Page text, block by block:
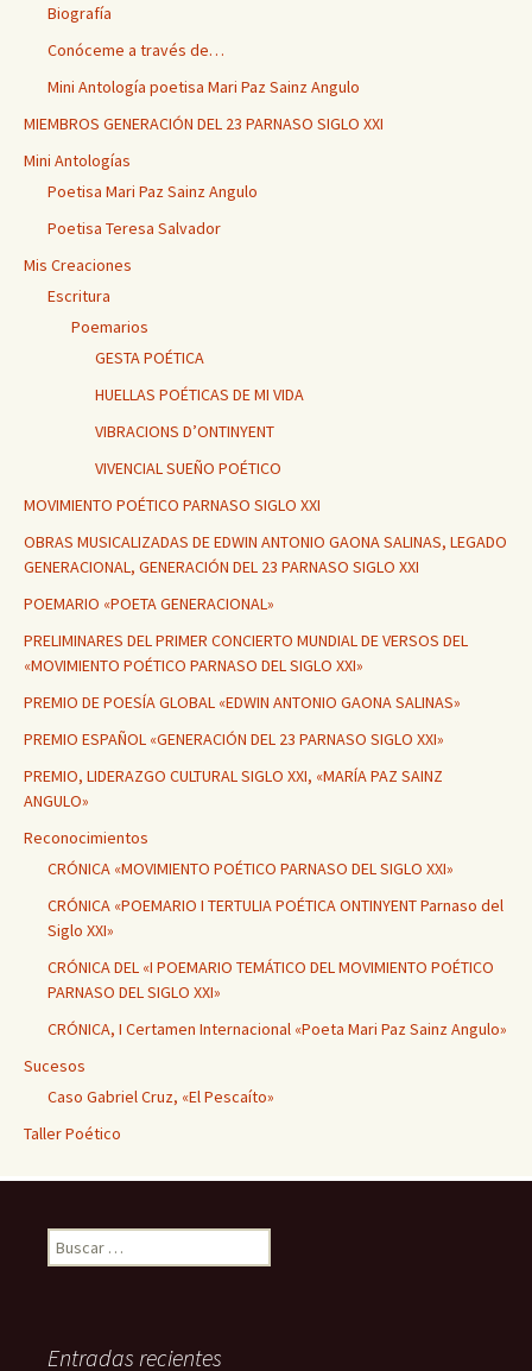
Biografía
Conóceme a través de…
Mini Antología poetisa Mari Paz Sainz Angulo
MIEMBROS GENERACIÓN DEL 23 PARNASO SIGLO XXI
Mini Antologías
Poetisa Mari Paz Sainz Angulo
Poetisa Teresa Salvador
Mis Creaciones
Escritura
Poemarios
GESTA POÉTICA
HUELLAS POÉTICAS DE MI VIDA
VIBRACIONS D’ONTINYENT
VIVENCIAL SUEÑO POÉTICO
MOVIMIENTO POÉTICO PARNASO SIGLO XXI
OBRAS MUSICALIZADAS DE EDWIN ANTONIO GAONA SALINAS, LEGADO
GENERACIONAL, GENERACIÓN DEL 23 PARNASO SIGLO XXI
POEMARIO «POETA GENERACIONAL»
PRELIMINARES DEL PRIMER CONCIERTO MUNDIAL DE VERSOS DEL
«MOVIMIENTO POÉTICO PARNASO DEL SIGLO XXI»
PREMIO DE POESÍA GLOBAL «EDWIN ANTONIO GAONA SALINAS»
PREMIO ESPAÑOL «GENERACIÓN DEL 23 PARNASO SIGLO XXI»
PREMIO, LIDERAZGO CULTURAL SIGLO XXI, «MARÍA PAZ SAINZ
ANGULO»
Reconocimientos
CRÓNICA «MOVIMIENTO POÉTICO PARNASO DEL SIGLO XXI»
CRÓNICA «POEMARIO I TERTULIA POÉTICA ONTINYENT Parnaso del
Siglo XXI»
CRÓNICA DEL «I POEMARIO TEMÁTICO DEL MOVIMIENTO POÉTICO
PARNASO DEL SIGLO XXI»
CRÓNICA, I Certamen Internacional «Poeta Mari Paz Sainz Angulo»
Sucesos
Caso Gabriel Cruz, «El Pescaíto»
Taller Poético
Buscar:
Entradas recientes